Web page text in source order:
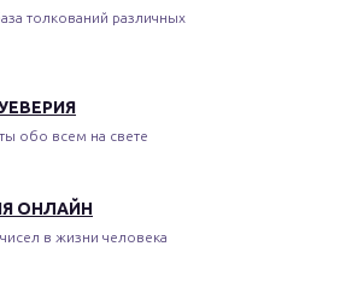
толкований различных
обо всем на свете
ОНЛАЙН
в жизни человека